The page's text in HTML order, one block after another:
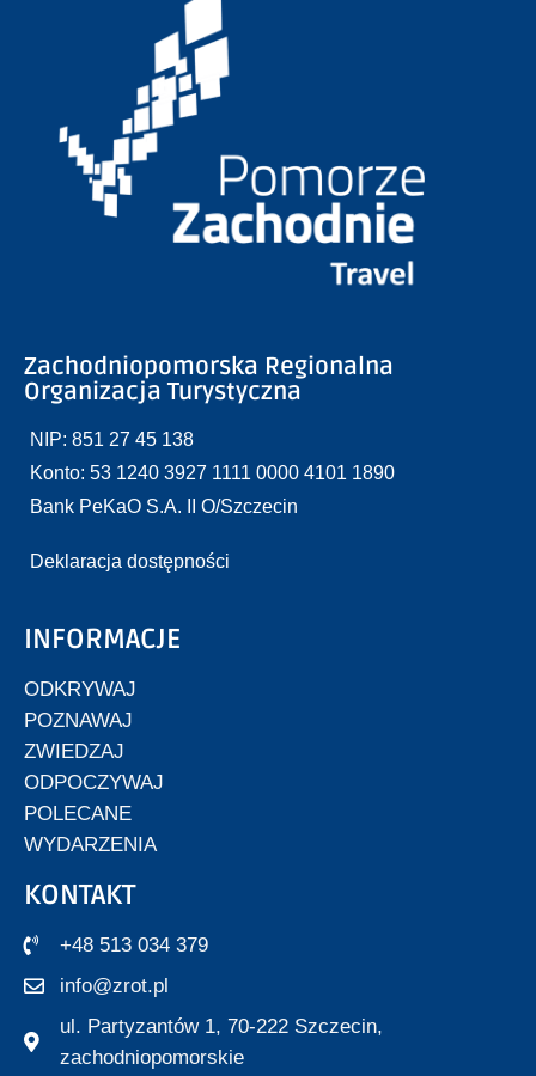
Zachodniopomorska Regionalna
Organizacja Turystyczna
NIP: 851 27 45 138
Konto: 53 1240 3927 1111 0000 4101 1890
Bank PeKaO S.A. II O/Szczecin
Deklaracja dostępności
INFORMACJE
ODKRYWAJ
POZNAWAJ
ZWIEDZAJ
ODPOCZYWAJ
POLECANE
WYDARZENIA
KONTAKT
+48 513 034 379
info@zrot.pl
ul. Partyzantów 1, 70-222 Szczecin,
zachodniopomorskie